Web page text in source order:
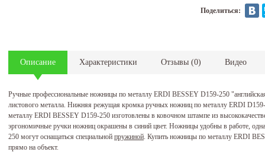
Поделиться:
Описание Характеристики Отзывы (0) Видео
Ручные профессиональные ножницы по металлу ERDI BESSEY D159-250
листового металла. Нижняя режущая кромка ручных ножниц по металлу ERDI
металлу ERDI BESSEY D159-250 изготовлены в ковочном штампе из
эргономичные ручки ножниц окрашены в синий цвет. Ножницы удобны в работе,
250 могут оснащаться специальной пружиной . Купить ножницы по металлу ERDI
прямо на объект.